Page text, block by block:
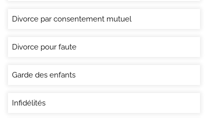
Divorce par consentement mutuel
Divorce pour faute
Garde des enfants
Infidélités